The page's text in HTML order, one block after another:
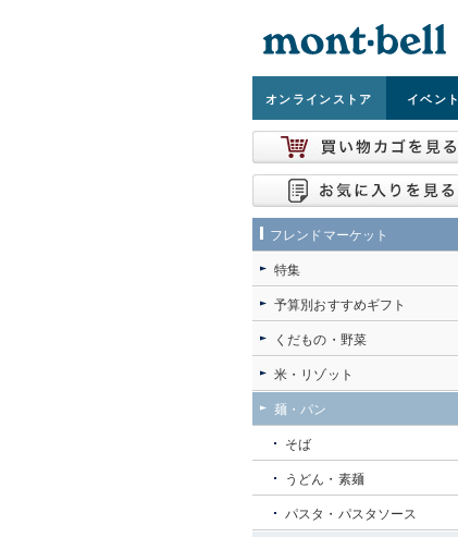
オンラインストア イベント
フレンドマーケット
特集
予算別おすすめギフト
くだもの・野菜
米・リゾット
麺・パン
そば
うどん・素麺
パスタ・パスタソース